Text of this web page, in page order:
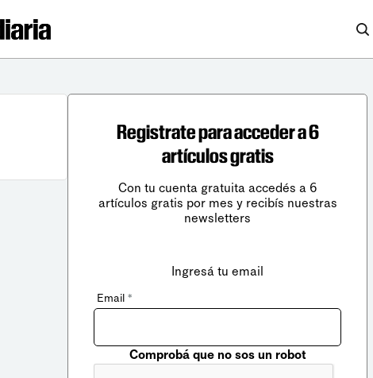
Registrate para acceder a 6
artículos gratis
Con tu cuenta gratuita accedés a 6
artículos gratis por mes y recibís nuestras
newsletters
Ingresá tu email
Email *
Comprobá que no sos un robot